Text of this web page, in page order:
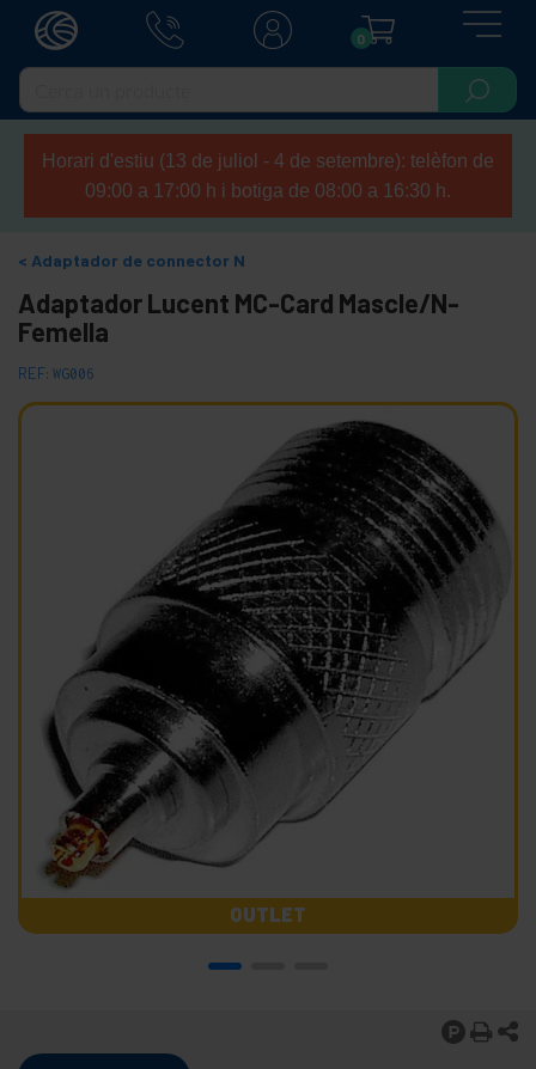
0
Horari d'estiu (13 de juliol - 4 de setembre): telèfon de
09:00 a 17:00 h i botiga de 08:00 a 16:30 h.
Adaptador de connector N
Adaptador Lucent MC-Card Mascle/N-
Femella
REF: WG006
OUTLET